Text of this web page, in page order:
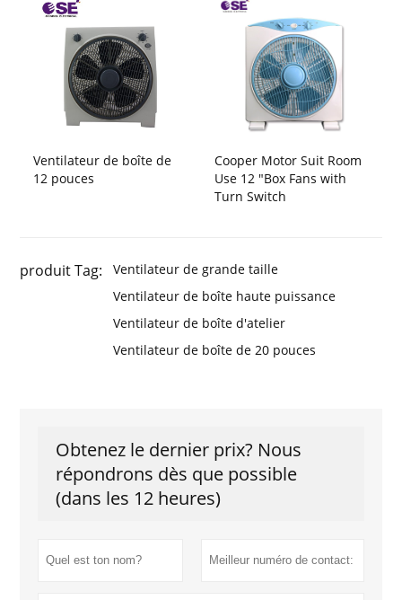
Ventilateur de boîte de
12 pouces
Cooper Motor Suit Room
Use 12 "Box Fans with
Turn Switch
produit Tag:
Ventilateur de grande taille
Ventilateur de boîte haute puissance
Ventilateur de boîte d'atelier
Ventilateur de boîte de 20 pouces
Obtenez le dernier prix? Nous
répondrons dès que possible
(dans les 12 heures)